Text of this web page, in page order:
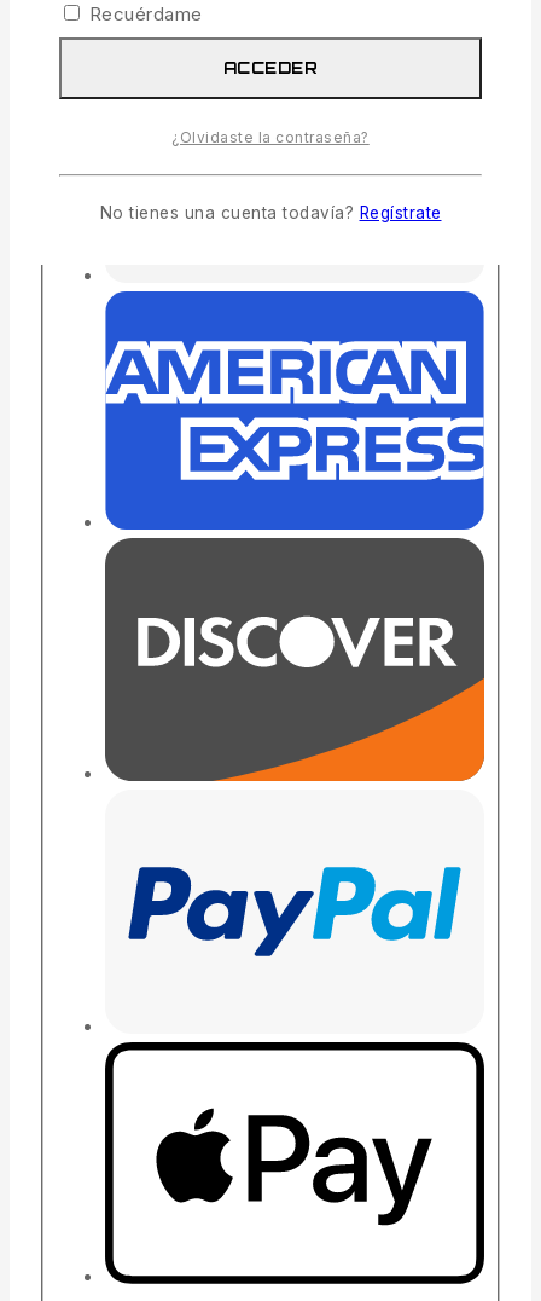
Recuérdame
ACCEDER
¿Olvidaste la contraseña?
No tienes una cuenta todavía? Regístrate